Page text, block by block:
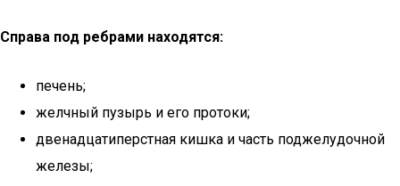
Справа под ребрами находятся:
печень;
желчный пузырь и его протоки;
двенадцатиперстная кишка и часть поджелудочной
железы;